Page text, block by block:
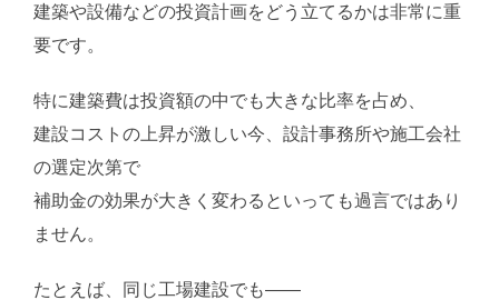
建築や設備などの投資計画をどう立てるかは非常に重
要です。
特に建築費は投資額の中でも大きな比率を占め、
建設コストの上昇が激しい今、設計事務所や施工会社
の選定次第で
補助金の効果が大きく変わるといっても過言ではあり
ません。
たとえば、同じ工場建設でも――